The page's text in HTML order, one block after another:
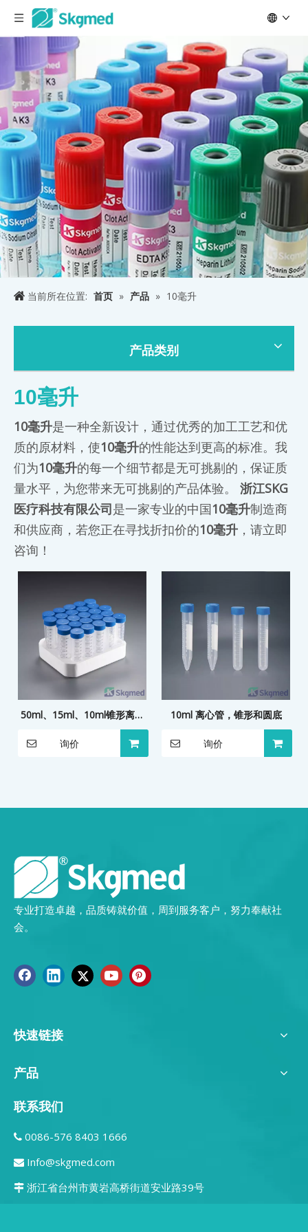
当前所在位置: 首页 » 产品 » 10毫升
产品类别
10毫升
10毫升是一种全新设计，通过优秀的加工工艺和优
质的原材料，使10毫升的性能达到更高的标准。我
们为10毫升的每一个细节都是无可挑剔的，保证质
量水平，为您带来无可挑剔的产品体验。 浙江SKG
医疗科技有限公司是一家专业的中国10毫升制造商
和供应商，若您正在寻找折扣价的10毫升 ，请立即
咨询！
50ml、15ml、10ml锥形离心
询价
10ml 离心管，锥形和圆底
询价
专业打造卓越，品质铸就价值，周到服务客户，努力奉献社
会。
快速链接
产品
联系我们
 0086-576 8403 1666
 Info@skgmed.com
 浙江省台州市黄岩高桥街道安业路39号